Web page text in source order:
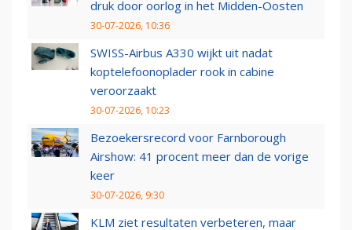
druk door oorlog in het Midden-Oosten
30-07-2026, 10:36
SWISS-Airbus A330 wijkt uit nadat
koptelefoonoplader rook in cabine
veroorzaakt
30-07-2026, 10:23
Bezoekersrecord voor Farnborough
Airshow: 41 procent meer dan de vorige
keer
30-07-2026, 9:30
KLM ziet resultaten verbeteren, maar